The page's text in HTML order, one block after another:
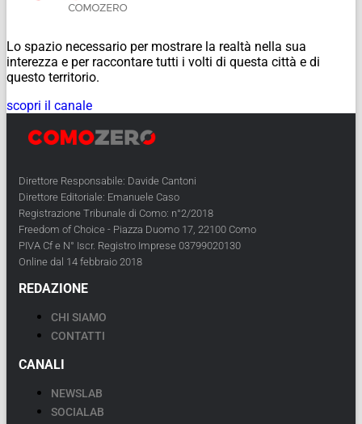
Lo spazio necessario per mostrare la realtà nella sua
interezza e per raccontare tutti i volti di questa città e di
questo territorio.
scopri il canale
Direttore Responsabile: Davide Cantoni
Direttore Editoriale: Emanuele Caso
Registrazione Tribunale di Como: n°2/2018
Freedom of Choice - Piazza Duomo 17, 22100 Como
PIVA Cf e N° Iscr. Registro Imprese 03799020130
Online dal 14 febbraio 2018
REDAZIONE
CHI SIAMO
CONTATTI
CANALI
NEWSLAB
SOCIALAB